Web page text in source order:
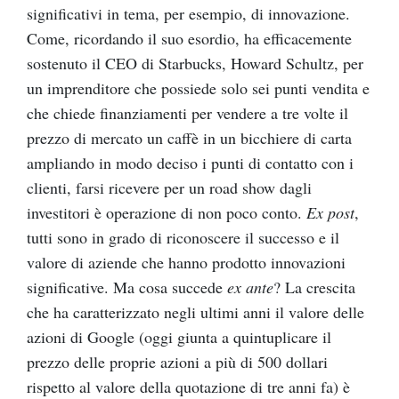
significativi in tema, per esempio, di innovazione.
Come, ricordando il suo esordio, ha efficacemente
sostenuto il CEO di Starbucks, Howard Schultz, per
un imprenditore che possiede solo sei punti vendita e
che chiede finanziamenti per vendere a tre volte il
prezzo di mercato un caffè in un bicchiere di carta
ampliando in modo deciso i punti di contatto con i
clienti, farsi ricevere per un road show dagli
investitori è operazione di non poco conto. Ex post,
tutti sono in grado di riconoscere il successo e il
valore di aziende che hanno prodotto innovazioni
significative. Ma cosa succede ex ante? La crescita
che ha caratterizzato negli ultimi anni il valore delle
azioni di Google (oggi giunta a quintuplicare il
prezzo delle proprie azioni a più di 500 dollari
rispetto al valore della quotazione di tre anni fa) è